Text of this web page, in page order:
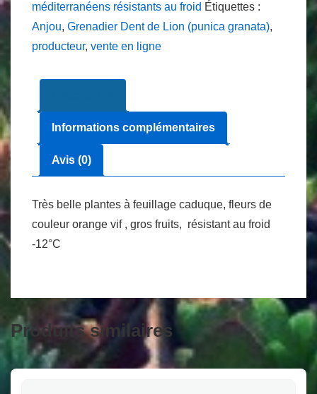
granata)
méditerranéens résistants au froid Étiquettes :
Anjou, Grenadier Dent de Lion (punica granata),
producteur, vente en ligne
Informations complémentaires
Avis (0)
Très belle plantes à feuillage caduque, fleurs de
couleur orange vif , gros fruits, résistant au froid
-12°C
Produits similaires